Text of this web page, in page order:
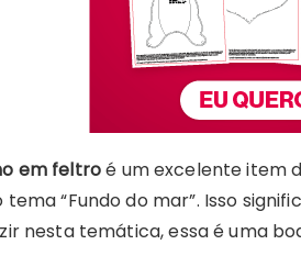
em feltroé um excelente item
“Fundo do mar”. Isso
nesta temática, essa é uma